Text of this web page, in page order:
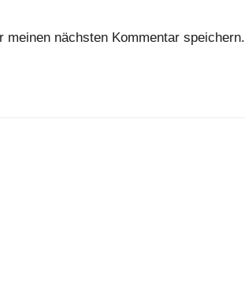
nächsten Kommentar speichern.